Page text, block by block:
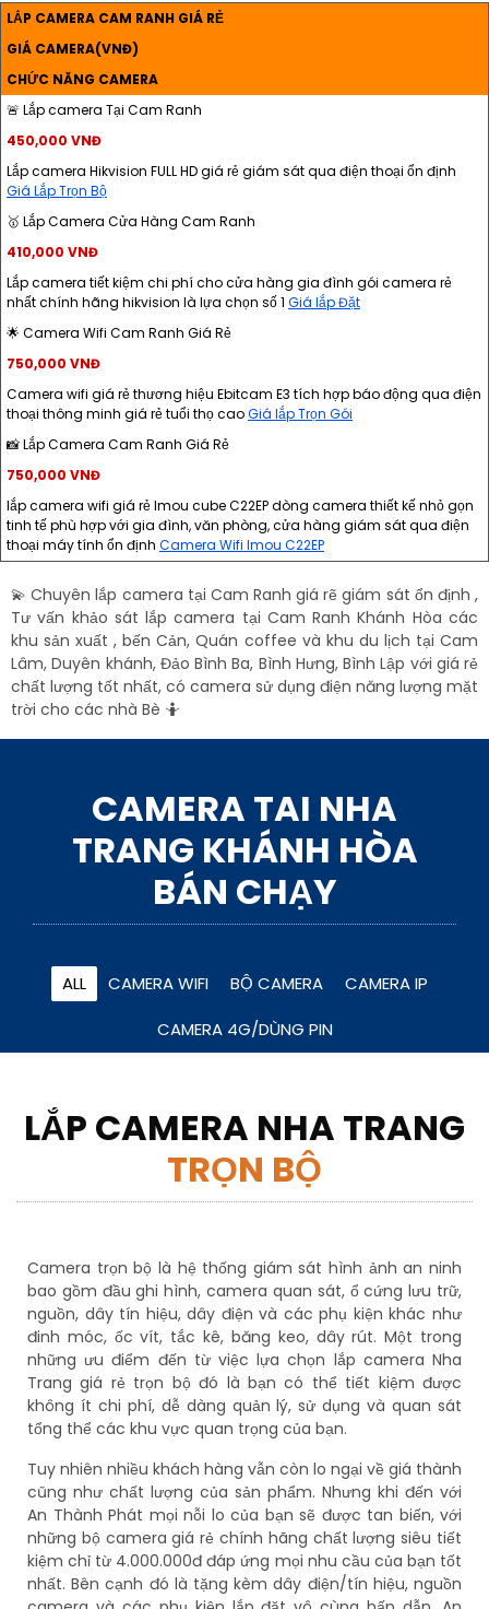
LẮP CAMERA CAM RANH GIÁ RẺ
GIÁ CAMERA(VNĐ)
CHỨC NĂNG CAMERA
🚨 Lắp camera Tại Cam Ranh
450,000 VNĐ
Lắp camera Hikvision FULL HD giá rẻ giám sát qua điện thoại ổn định
Giá Lắp Trọn Bộ
🥇 Lắp Camera Cửa Hàng Cam Ranh
410,000 VNĐ
Lắp camera tiết kiệm chi phí cho cửa hàng gia đình gói camera rẻ
nhất chính hãng hikvision là lựa chọn số 1 Giá lắp Đặt
🌟 Camera Wifi Cam Ranh Giá Rẻ
750,000 VNĐ
Camera wifi giá rẻ thương hiệu Ebitcam E3 tích hợp báo động qua điện
thoại thông minh giá rẻ tuổi thọ caoGiá lắp Trọn Gói
📸️ Lắp Camera Cam Ranh Giá Rẻ
750,000 VNĐ
lắp camera wifi giá rẻ Imou cube C22EP dòng camera thiết kế nhỏ gọn
tinh tế phù hợp với gia đình, văn phòng, cửa hàng giám sát qua điện
thoại máy tính ổn định Camera Wifi Imou C22EP
💫 Chuyên lắp camera tại Cam Ranh giá rẽ giám sát ổn định ,
Tư vấn khảo sát lắp camera tại Cam Ranh Khánh Hòa các
khu sản xuất , bến Cản, Quán coffee và khu du lịch tại Cam
Lâm, Duyên khánh, Đảo Bình Ba, Bình Hưng, Bình Lập với giá rẻ
chất lượng tốt nhất, có camera sử dụng điện năng lượng mặt
trời cho các nhà Bè 🤷
CAMERA TAI NHA
TRANG KHÁNH HÒA
BÁN CHẠY
ALL CAMERA WIFI BỘ CAMERA
CAMERA IP
CAMERA 4G/DÙNG PIN
LẮP CAMERA NHA TRANG
TRỌN BỘ
Camera trọn bộ là hệ thống giám sát hình ảnh an ninh
bao gồm đầu ghi hình, camera quan sát, ổ cứng lưu trữ,
nguồn, dây tín hiệu, dây điện và các phụ kiện khác như
đinh móc, ốc vít, tắc kê, băng keo, dây rút. Một trong
những ưu điểm đến từ việc lựa chọn lắp camera Nha
Trang giá rẻ trọn bộ đó là bạn có thể tiết kiệm được
không ít chi phí, dễ dàng quản lý, sử dụng và quan sát
tổng thể các khu vực quan trọng của bạn.
Tuy nhiên nhiều khách hàng vẫn còn lo ngại về giá thành
cũng như chất lượng của sản phẩm. Nhưng khi đến với
An Thành Phát mọi nỗi lo của bạn sẽ được tan biến, với
những bộ camera giá rẻ chính hãng chất lượng siêu tiết
kiệm chỉ từ 4.000.000đ đáp ứng mọi nhu cầu của bạn tốt
nhất. Bên cạnh đó là tặng kèm dây điện/tín hiệu, nguồn